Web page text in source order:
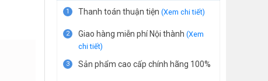
1 Thanh toán thuận tiện (Xem chi tiết)
2 Giao hàng miễn phí Nội thành (Xem
chi tiết)
3 Sản phẩm cao cấp chính hãng 100%